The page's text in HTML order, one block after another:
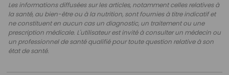
Les informations diffusées sur les articles, notamment celles relatives à
la santé, au bien-être ou à la nutrition, sont fournies à titre indicatif et
ne constituent en aucun cas un diagnostic, un traitement ou une
prescription médicale. L'utilisateur est invité à consulter un médecin ou
un professionnel de santé qualifié pour toute question relative à son
état de santé.